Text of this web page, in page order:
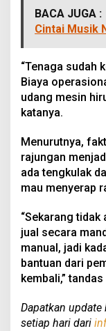
BACA JUGA :
Cintai Musik
“Tenaga sudah
Biaya
udang mesin
katanya.
Menurutnya,
rajungan
ada tengkulak
mau menyerap
“Sekarang
jual secara
manual, jadi
bantuan dari
kembali,”
Dapatkan
setiap hari dari